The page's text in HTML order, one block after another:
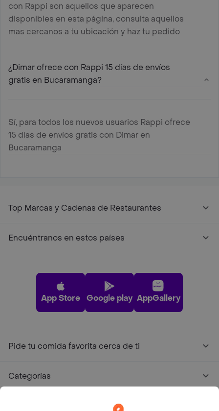
con Rappi son aquellos que aparecen
disponibles en esta página, consulta aquellos
mas cercanos a tu ubicación y haz tu pedido
¿Dimar ofrece con Rappi 15 días de envíos
gratis en Bucaramanga?
Sí, para todos los nuevos usuarios Rappi ofrece
15 días de envíos gratis con Dimar en
Bucaramanga
Top Marcas y Cadenas de Restaurantes
Encuéntranos en estos países
App Store Google play AppGallery
Pide tu comida favorita cerca de ti
Categorías